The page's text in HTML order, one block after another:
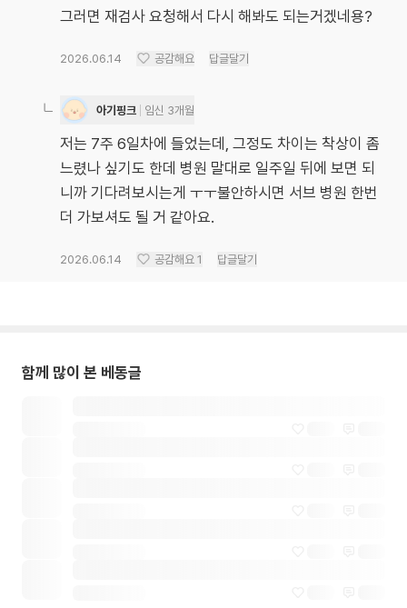
그러면 재검사 요청해서 다시 해봐도 되는거겠네용?
2026.06.14 공감해요 답글달기
아기핑크 임신 3개월
저는 7주 6일차에 들었는데, 그정도 차이는 착상이 좀
느렸나 싶기도 한데 병원 말대로 일주일 뒤에 보면 되
니까 기다려보시는게 ㅜㅜ불안하시면 서브 병원 한번
더 가보셔도 될 거 같아요.
2026.06.14 공감해요 1 답글달기
함께 많이 본 베동글